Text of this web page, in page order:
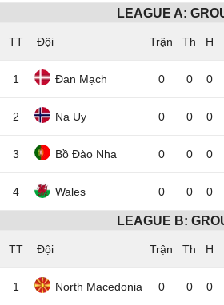
LEAGUE A:
TT Đội
1 Đan Mạch 0 0 0
2 Na Uy 0 0 0
3 Bồ Đào Nha 0 0 0
4 Wales 0 0 0
LEAGUE B:
TT Đội
1 North Macedonia 0 0 0